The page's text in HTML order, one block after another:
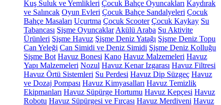
Kuş Suluk ve Yemlikleri Çocuk Bahçe Oyuncakları Kaydırak
ve Salıncak Oyun Evleri Çocuk Bahçe Sandalyeleri Çocuk
Bahçe Masaları Uçurtma Çocuk Scooter Çocuk Kaykay Su
Tabancası Şişme Oyuncaklar Akülü Araba Su Aktivite
Ürünleri Şişme Havuz Şişme Deniz Yatağı Şişme Deniz Topu
Can Yeleği Can Simidi ve Deniz Simidi Şişme Deniz Kolluğu
Şişme Bot Havuz Bonesi Kano Havuz Malzemeleri Havuz
Yapı Malzemeleri Nozul Havuz Kenar Izgarası Havuz Filtresi
Havuz Örtü Sistemleri Su Perdesi Havuz Dip Süzgeç Havuz
ve Dozaj Pompası Havuz Kimyasalları Havuz Temizlik
Ekipmanları Havuz Süpürge Hortumu Havuz Kepçesi Havuz
Robotu Havuz Süpürgesi ve Fırçası Havuz Merdiveni Havuz